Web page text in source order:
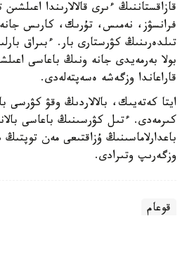
قازاقستاننىڭ ءىرى قالالارىندا
فرانسۋز، نەمىس، تۇرىك، كارىس
تىلدەرىنىڭ كۋرستارى بار. ءبىراق
بولا بەرمەيدى جانە ونىڭ باعاسى
قاراعاندا وزگەشە ەسەپتەلەدى.
ايتا كەتەيىك، بالالاردىڭ وقۋ كۋرسى
كىرمەدى. ءتىل كۋرسىنىڭ باعاسى
باعدارلاماسىنىڭ ۇزاقتىعى مەن توپتىڭ
وزگەرىپ وتىرادى.
قوعام